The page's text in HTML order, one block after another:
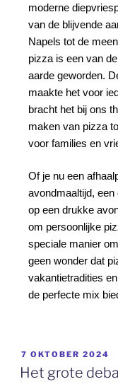
moderne
van de blijvende
Napels tot de
pizza is een van
aarde geworden.
maakte het voor
bracht het bij ons
maken van pizza
voor families en
Of je nu een
avondmaaltijd,
op een drukke
om persoonlijke
speciale manier
geen wonder dat
vakantietradities
de perfecte mix
7 OKTOBER 2024
Het grote